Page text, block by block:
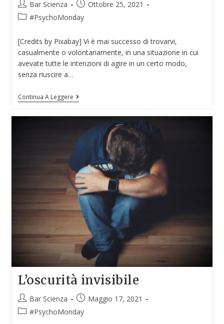
Bar Scienza
Ottobre 25, 2021
#PsychoMonday
[Credits by Pixabay] Vi è mai successo di trovarvi,
casualmente o volontariamente, in una situazione in cui
avevate tutte le intenzioni di agire in un certo modo,
senza riuscire a…
Continua A Leggere
L’oscurità invisibile
Bar Scienza
Maggio 17, 2021
#PsychoMonday